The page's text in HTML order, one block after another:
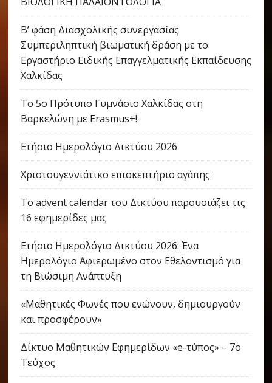
Β’ φάση Διασχολικής συνεργασίας
Συμπεριληπτική βιωματική δράση με το
Εργαστήριο Ειδικής Επαγγελματικής Εκπαίδευσης
Χαλκίδας
Το 5ο Πρότυπο Γυμνάσιο Χαλκίδας στη
Βαρκελώνη με Erasmus+!
Ετήσιο Ημερολόγιο Δικτύου 2026
Χριστουγεννιάτικο επισκεπτήριο αγάπης
Το advent calendar του Δικτύου παρουσιάζει τις
16 εφημερίδες μας
Ετήσιο Ημερολόγιο Δικτύου 2026: Ένα
Ημερολόγιο Αφιερωμένο στον Εθελοντισμό για
τη Βιώσιμη Ανάπτυξη
«Μαθητικές Φωνές που ενώνουν, δημιουργούν
και προσφέρουν»
Δίκτυο Μαθητικών Εφημερίδων «e-τύπος» – 7ο
Τεύχος